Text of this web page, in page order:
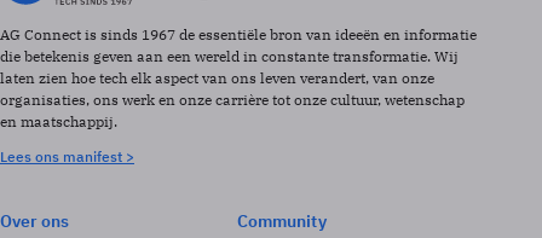
AG Connect is sinds 1967 de essentiële bron van ideeën en informatie
die betekenis geven aan een wereld in constante transformatie. Wij
laten zien hoe tech elk aspect van ons leven verandert, van onze
organisaties, ons werk en onze carrière tot onze cultuur, wetenschap
en maatschappij.
Lees ons manifest >
Over ons
Community